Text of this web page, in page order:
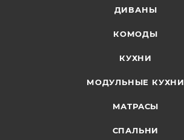
ДИВАНЫ
КОМОДЫ
КУХНИ
МОДУЛЬНЫЕ КУХНИ
МАТРАСЫ
СПАЛЬНИ